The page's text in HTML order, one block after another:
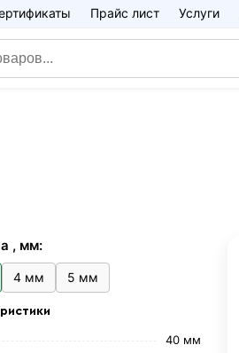
Прайс лист Услуги
, мм:
4 мм 5 мм
40 мм